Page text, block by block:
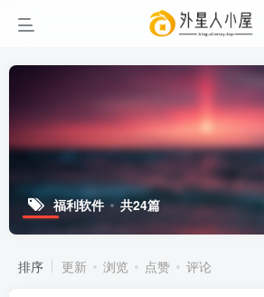
福利软件 共24篇
排序 更新 浏览 点赞 评论